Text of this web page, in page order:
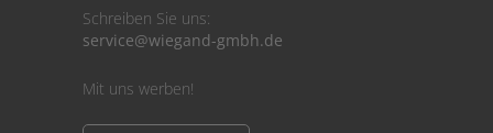
Schreiben Sie uns:
service@wiegand-gmbh.de
Mit uns werben!